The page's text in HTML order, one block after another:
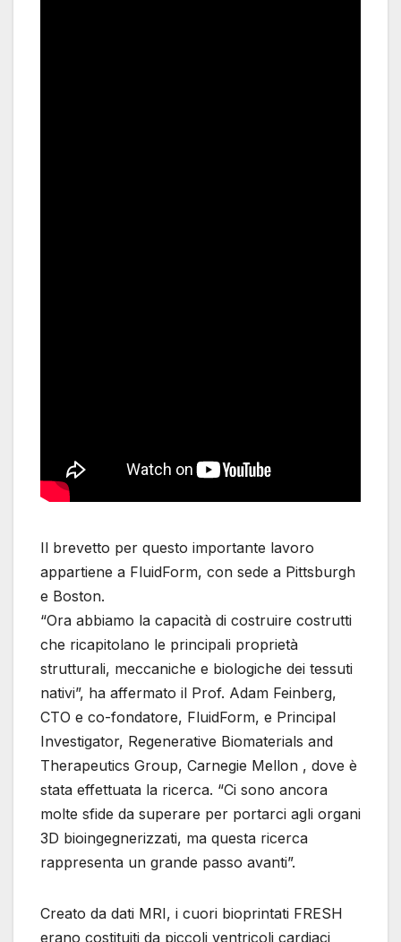
Il brevetto per questo importante lavoro
appartiene a FluidForm, con sede a Pittsburgh
e Boston.
“Ora abbiamo la capacità di costruire costrutti
che ricapitolano le principali proprietà
strutturali, meccaniche e biologiche dei tessuti
nativi”, ha affermato il Prof. Adam Feinberg,
CTO e co-fondatore, FluidForm, e Principal
Investigator, Regenerative Biomaterials and
Therapeutics Group, Carnegie Mellon , dove è
stata effettuata la ricerca. “Ci sono ancora
molte sfide da superare per portarci agli organi
3D bioingegnerizzati, ma questa ricerca
rappresenta un grande passo avanti”.
Creato da dati MRI, i cuori bioprintati FRESH
erano costituiti da piccoli ventricoli cardiaci